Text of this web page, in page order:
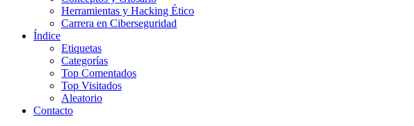
Herramientas y Hacking Ético
Carrera en Ciberseguridad
Índice
Etiquetas
Categorías
Top Comentados
Top Visitados
Aleatorio
Contacto